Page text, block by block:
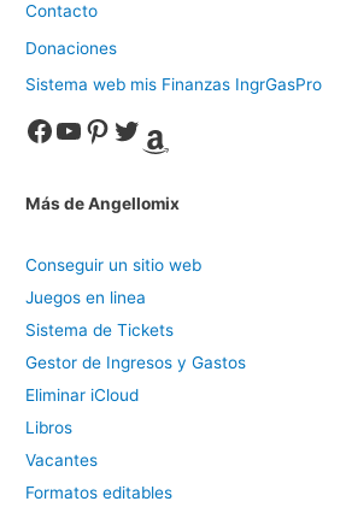
Contacto
Donaciones
Sistema web mis Finanzas IngrGasPro
Facebook YouTube Pinterest Twitter Amazon
Más de Angellomix
Conseguir un sitio web
Juegos en linea
Sistema de Tickets
Gestor de Ingresos y Gastos
Eliminar iCloud
Libros
Vacantes
Formatos editables